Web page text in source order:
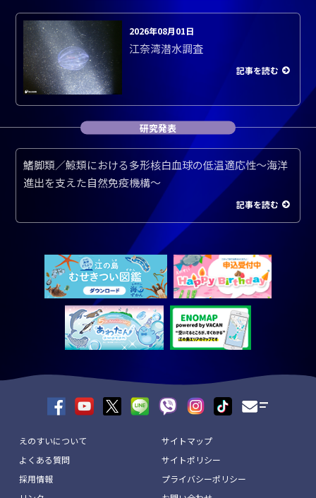
2026年08月01日
江奈湾潜水調査
記事を読む
研究発表
鰭脚類／鯨類における多形核白血球の低温適応性～海洋
進出を支えた自然免疫機構～
記事を読む
えのすいについて
よくある質問
採用情報
サイトマップ
サイトポリシー
プライバシーポリシー